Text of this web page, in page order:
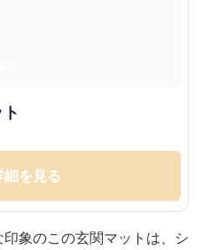
を見る
象のこの玄関マットは、シ